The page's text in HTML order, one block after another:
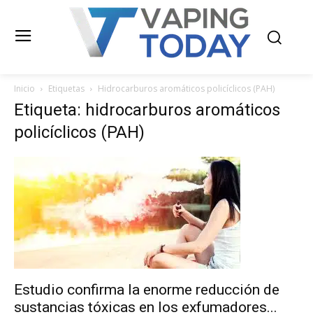
Inicio Etiquetas Hidrocarburos aromáticos policíclicos (PAH)
Etiqueta: hidrocarburos aromáticos
policíclicos (PAH)
Estudio confirma la enorme reducción de
sustancias tóxicas en los exfumadores...